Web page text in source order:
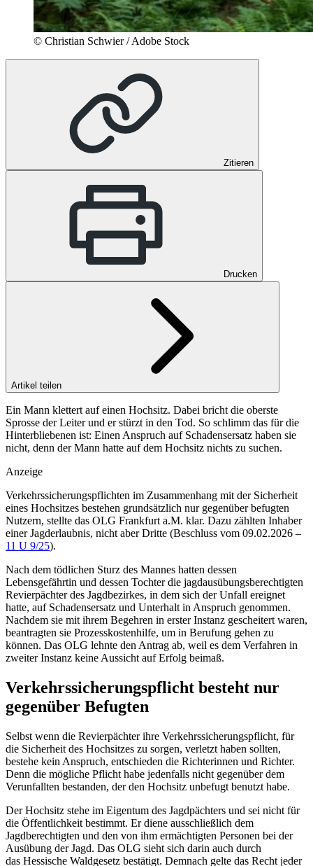
© Christian Schwier / Adobe Stock
Zitieren
Drucken
Artikel teilen
Ein Mann klettert auf einen Hochsitz. Dabei bricht die oberste
Sprosse der Leiter und er stürzt in den Tod. So schlimm das für die
Hinterbliebenen ist: Einen Anspruch auf Schadensersatz haben sie
nicht, denn der Mann hatte auf dem Hochsitz nichts zu suchen.
Anzeige
Verkehrssicherungspflichten im Zusammenhang mit der Sicherheit
eines Hochsitzes bestehen grundsätzlich nur gegenüber befugten
Nutzern, stellte das OLG Frankfurt a.M. klar. Dazu zählten Inhaber
einer Jagderlaubnis, nicht aber Dritte (Beschluss vom 09.02.2026 –
11 U 9/25).
Nach dem tödlichen Sturz des Mannes hatten dessen
Lebensgefährtin und dessen Tochter die jagdausübungsberechtigten
Revierpächter des Jagdbezirkes, in dem sich der Unfall ereignet
hatte, auf Schadensersatz und Unterhalt in Anspruch genommen.
Nachdem sie mit ihrem Begehren in erster Instanz gescheitert waren,
beantragten sie Prozesskostenhilfe, um in Berufung gehen zu
können. Das OLG lehnte den Antrag ab, weil es dem Verfahren in
zweiter Instanz keine Aussicht auf Erfolg beimaß.
Verkehrssicherungspflicht besteht nur
gegenüber Befugten
Selbst wenn die Revierpächter ihre Verkehrssicherungspflicht, für
die Sicherheit des Hochsitzes zu sorgen, verletzt haben sollten,
bestehe kein Anspruch, entschieden die Richterinnen und Richter.
Denn die mögliche Pflicht habe jedenfalls nicht gegenüber dem
Verunfallten bestanden, der den Hochsitz unbefugt benutzt habe.
Der Hochsitz stehe im Eigentum des Jagdpächters und sei nicht für
die Öffentlichkeit bestimmt. Er diene ausschließlich dem
Jagdberechtigten und den von ihm ermächtigten Personen bei der
Ausübung der Jagd. Das OLG sieht sich darin auch durch
das Hessische Waldgesetz bestätigt. Demnach gelte das Recht jeder